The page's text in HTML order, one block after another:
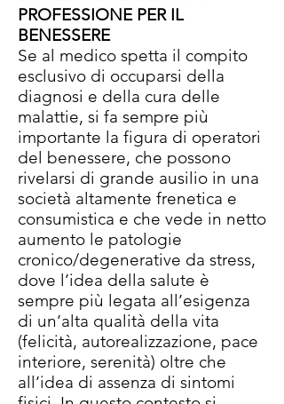
PROFESSIONE PER IL
BENESSERE
Se al medico spetta il compito
esclusivo di occuparsi della
diagnosi e della cura delle
malattie, si fa sempre più
importante la figura di operatori
del benessere, che possono
rivelarsi di grande ausilio in una
società altamente frenetica e
consumistica e che vede in netto
aumento le patologie
cronico/degenerative da stress,
dove l’idea della salute è
sempre più legata all’esigenza
di un’alta qualità della vita
(felicità, autorealizzazione, pace
interiore, serenità) oltre che
all’idea di assenza di sintomi